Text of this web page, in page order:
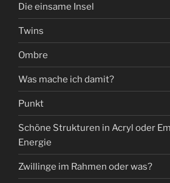
Die einsame Insel
Twins
Ombre
Was mache ich damit?
Punkt
Schöne Strukturen in Acryl oder
Energie
Zwillinge im Rahmen oder was?